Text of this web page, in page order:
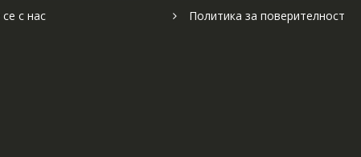
с нас Политика за поверителност